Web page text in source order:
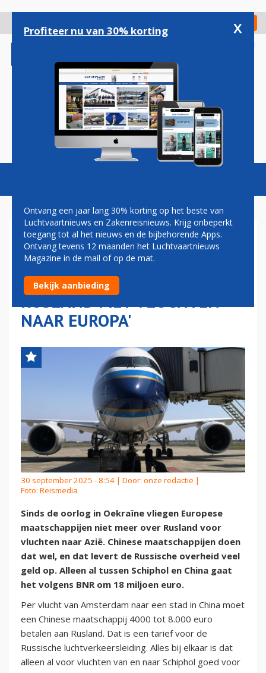
gaan
Check in
Magazine Podcasts Vacatures
'CHINESE
VLIEGMAATSCHAPPIJEN
SPEKKEN STAATSKAS
RUSLAND MET VLUCHTEN
NAAR EUROPA'
30 september 2025 - 8:54 | Door: onze redactie |
Foto: Reismedia
Sinds de oorlog in Oekraïne vliegen Europese
maatschappijen niet meer over Rusland voor
vluchten naar Azië. Chinese maatschappijen doen
dat wel, en dat levert de Russische overheid veel
geld op. Alleen al tussen Schiphol en China gaat
het volgens BNR om 18 miljoen euro.
Per vlucht van Amsterdam naar een stad in China moet
een Chinese maatschappij 4000 tot 8.000 euro
betalen aan Rusland. Dat is een tarief voor de
Russische luchtverkeersleiding. Alles bij elkaar is dat
alleen al voor vluchten van en naar Schiphol goed voor
Profiteer nu van 30% korting x
Ontvang een jaar lang 30% korting op het beste van
Luchtvaartnieuws en Zakenreisnieuws. Krijg onbeperkt
toegang tot al het nieuws en de bijbehorende Apps.
Ontvang tevens 12 maanden het Luchtvaartnieuws
Magazine in de mail of op de mat.
Bekijk aanbieding